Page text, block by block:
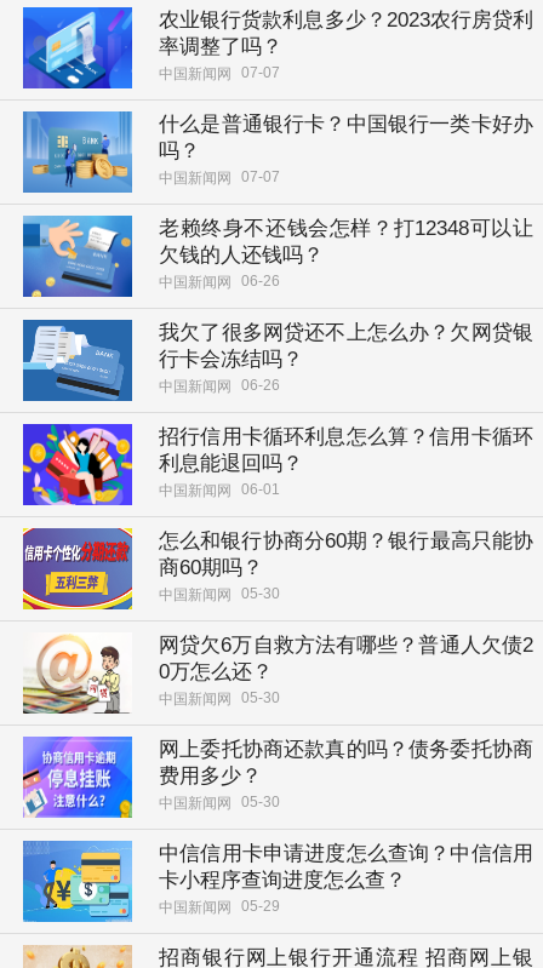
农业银行货款利息多少？2023农行房贷利
率调整了吗？
中国新闻网 07-07
什么是普通银行卡？中国银行一类卡好办
吗？
中国新闻网 07-07
老赖终身不还钱会怎样？打12348可以让
欠钱的人还钱吗？
中国新闻网 06-26
我欠了很多网贷还不上怎么办？欠网贷银
行卡会冻结吗？
中国新闻网 06-26
招行信用卡循环利息怎么算？信用卡循环
利息能退回吗？
中国新闻网 06-01
怎么和银行协商分60期？银行最高只能协
商60期吗？
中国新闻网 05-30
网贷欠6万自救方法有哪些？普通人欠债2
0万怎么还？
中国新闻网 05-30
网上委托协商还款真的吗？债务委托协商
费用多少？
中国新闻网 05-30
中信信用卡申请进度怎么查询？中信信用
卡小程序查询进度怎么查？
中国新闻网 05-29
招商银行网上银行开通流程 招商网上银